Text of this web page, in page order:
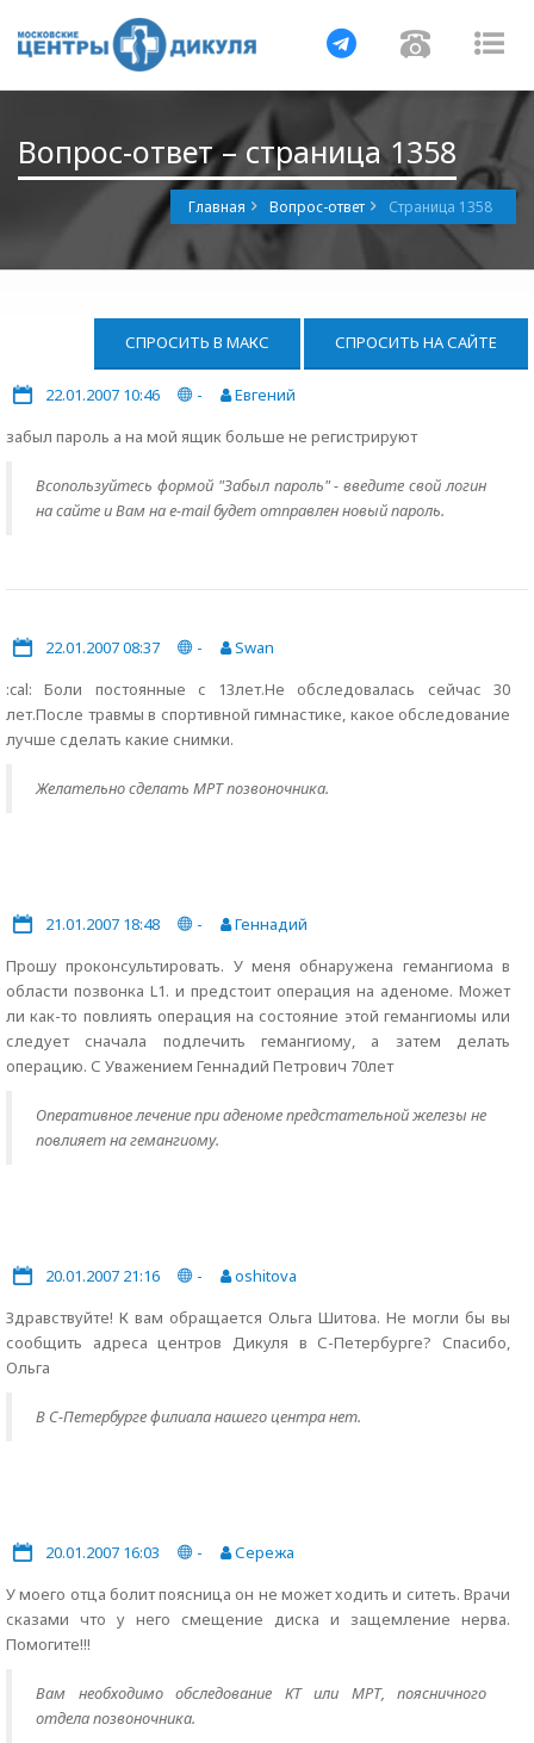
Навигация
Вопрос-ответ – страница 1358
Главная Вопрос-ответ Страница 1358
СПРОСИТЬ В МАКС СПРОСИТЬ НА САЙТЕ
22.01.2007 10:46 -
Евгений
забыл пароль а на мой ящик больше не регистрируют
Всопользуйтесь формой "Забыл пароль" - введите свой логин
на сайте и Вам на e-mail будет отправлен новый пароль.
22.01.2007 08:37 -
Swan
:cal: Боли постоянные с 13лет.Не обследовалась сейчас 30
лет.После травмы в спортивной гимнастике, какое обследование
лучше сделать какие снимки.
Желательно сделать МРТ позвоночника.
21.01.2007 18:48 -
Геннадий
Прошу проконсультировать. У меня обнаружена гемангиома в
области позвонка L1. и предстоит операция на аденоме. Может
ли как-то повлиять операция на состояние этой гемангиомы или
следует сначала подлечить гемангиому, а затем делать
операцию. С Уважением Геннадий Петрович 70лет
Оперативное лечение при аденоме предстательной железы не
повлияет на гемангиому.
20.01.2007 21:16 -
oshitova
Здравствуйте! К вам обращается Ольга Шитова. Не могли бы вы
сообщить адреса центров Дикуля в С-Петербурге? Спасибо,
Ольга
В С-Петербурге филиала нашего центра нет.
20.01.2007 16:03 -
Сережа
У моего отца болит поясница он не может ходить и ситеть. Врачи
сказами что у него смещение диска и защемление нерва.
Помогите!!!
Вам необходимо обследование КТ или МРТ, поясничного
отдела позвоночника.